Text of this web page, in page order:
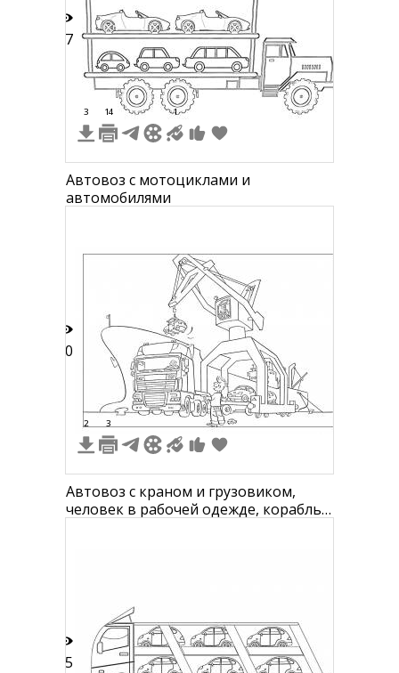
37
3 14 1
Автовоз с мотоциклами и
автомобилями
30
2 3
Автовоз с краном и грузовиком,
человек в рабочей одежде, корабль
15